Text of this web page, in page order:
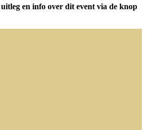
en info over dit event via de knop